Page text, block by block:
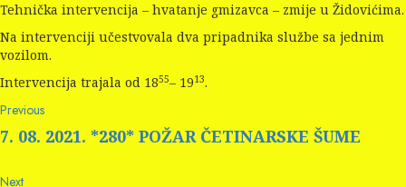
Tehnička intervencija – hvatanje gmizavca – zmije u Židovićima.
Na intervenciji učestvovala dva pripadnika službe sa jednim
vozilom.
Intervencija trajala od 1855– 1913.
Continue
Reading
PreviousPrevious
post:
7. 08. 2021. *280* POŽAR ČETINARSKE ŠUME
NextNext